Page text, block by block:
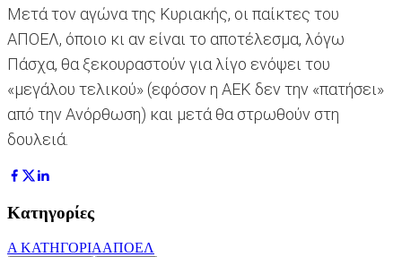
Μετά τον αγώνα της Κυριακής, οι παίκτες του
ΑΠΟΕΛ, όποιο κι αν είναι το αποτέλεσμα, λόγω
Πάσχα, θα ξεκουραστούν για λίγο ενόψει του
«μεγάλου τελικού» (εφόσον η ΑΕΚ δεν την «πατήσει»
από την Ανόρθωση) και μετά θα στρωθούν στη
δουλειά.
Κατηγορίες
Α ΚΑΤΗΓΟΡΙΑΑΠΟΕΛ